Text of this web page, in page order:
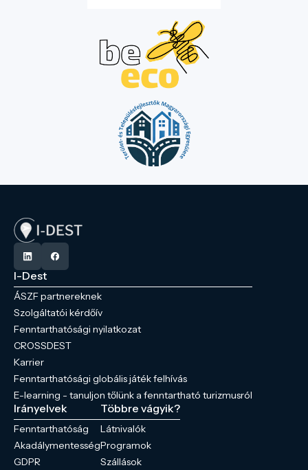
I-Dest
ÁSZF partnereknek
Szolgáltatói kérdőív
Fenntarthatósági nyilatkozat
CROSSDEST
Karrier
Fenntarthatósági globális játék felhívás
E-learning - tanuljon tőlünk a fenntartható turizmusról
Irányelvek
Fenntarthatóság
Akadálymentesség
GDPR
Többre vágyik?
Látnivalók
Programok
Szállások